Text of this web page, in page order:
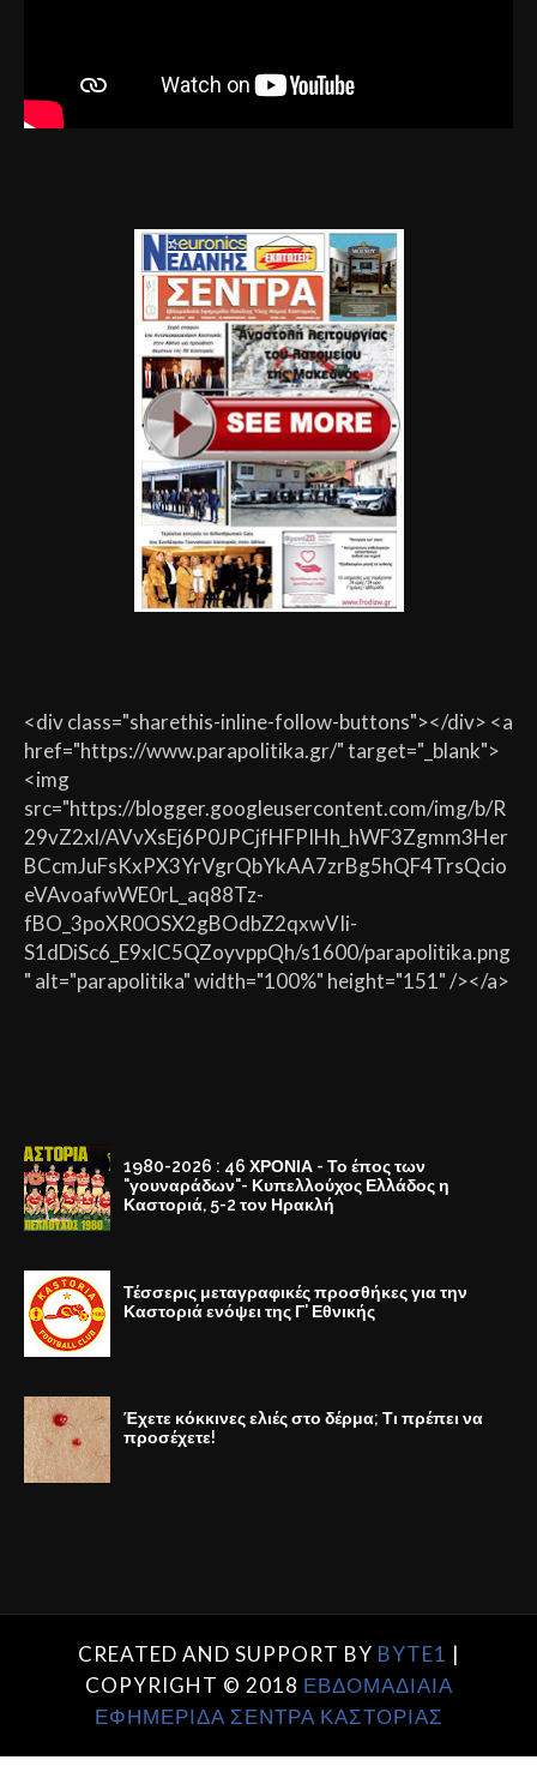
<div class="sharethis-inline-follow-buttons"></div> <a
href="https://www.parapolitika.gr/" target="_blank">
<img
src="https://blogger.googleusercontent.com/img/b/R
29vZ2xl/AVvXsEj6P0JPCjfHFPIHh_hWF3Zgmm3Her
BCcmJuFsKxPX3YrVgrQbYkAA7zrBg5hQF4TrsQcio
eVAvoafwWE0rL_aq88Tz-
fBO_3poXR0OSX2gBOdbZ2qxwVIi-
S1dDiSc6_E9xlC5QZoyvppQh/s1600/parapolitika.png
" alt="parapolitika" width="100%" height="151" /></a>
1980-2026 : 46 ΧΡΟΝΙΑ - Το έπος των
"γουναράδων"- Κυπελλούχος Ελλάδος η
Καστοριά, 5-2 τον Ηρακλή
Τέσσερις μεταγραφικές προσθήκες για την
Καστοριά ενόψει της Γ' Εθνικής
Έχετε κόκκινες ελιές στο δέρμα; Τι πρέπει να
προσέχετε!
CREATED AND SUPPORT BY BYTE1 |
COPYRIGHT © 2018 ΕΒΔΟΜΑΔΙΑΙΑ
ΕΦΗΜΕΡΙΔΑ ΣΕΝΤΡΑ ΚΑΣΤΟΡΙΑΣ